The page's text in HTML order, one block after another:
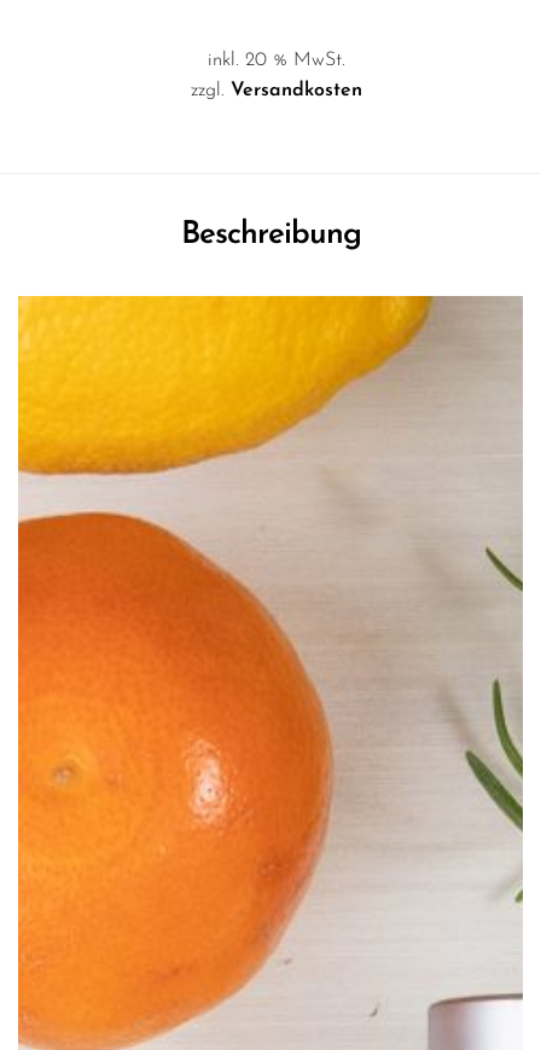
inkl. 20 % MwSt.
zzgl. Versandkosten
Beschreibung